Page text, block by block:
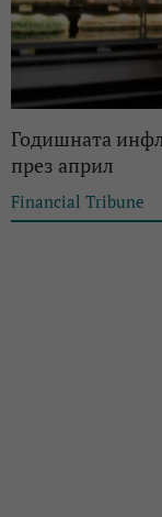
Годишната
през април
Financial Tribune